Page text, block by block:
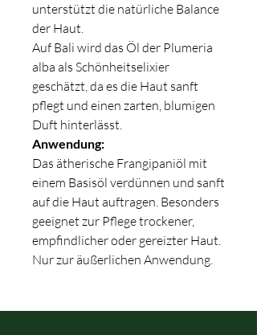
unterstützt die natürliche Balance
der Haut.
Auf Bali wird das Öl der Plumeria
alba als Schönheitselixier
geschätzt, da es die Haut sanft
pflegt und einen zarten, blumigen
Duft hinterlässt.
Anwendung:
Das ätherische Frangipaniöl mit
einem Basisöl verdünnen und sanft
auf die Haut auftragen. Besonders
geeignet zur Pflege trockener,
empfindlicher oder gereizter Haut.
Nur zur äußerlichen Anwendung.